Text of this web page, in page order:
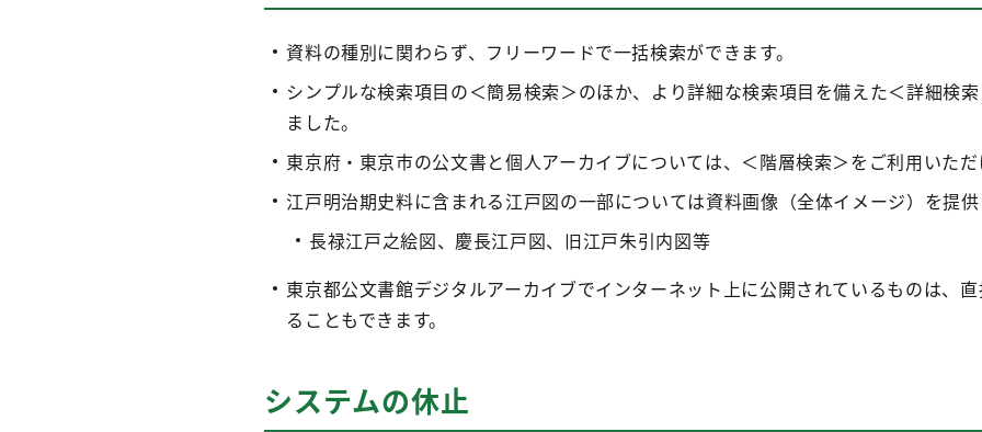
資料の種別に関わらず、フリーワードで一括検索ができます。
シンプルな検索項目の＜簡易検索＞のほか、より詳細な検索項目を備えた＜詳細検
ました。
東京府・東京市の公文書と個人アーカイブについては、＜階層検索＞をご利用いただ
江戸明治期史料に含まれる江戸図の一部については資料画像（全体イメージ）を提供
長禄江戸之絵図、慶長江戸図、旧江戸朱引内図等
東京都公文書館デジタルアーカイブでインターネット上に公開されているものは、
ることもできます。
システムの休止